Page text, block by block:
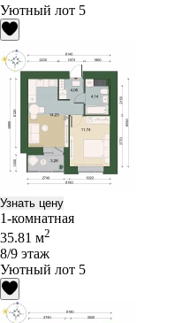
Уютный лот 5
Узнать цену
1-комнатная
35.81 м2
8/9 этаж
Уютный лот 5